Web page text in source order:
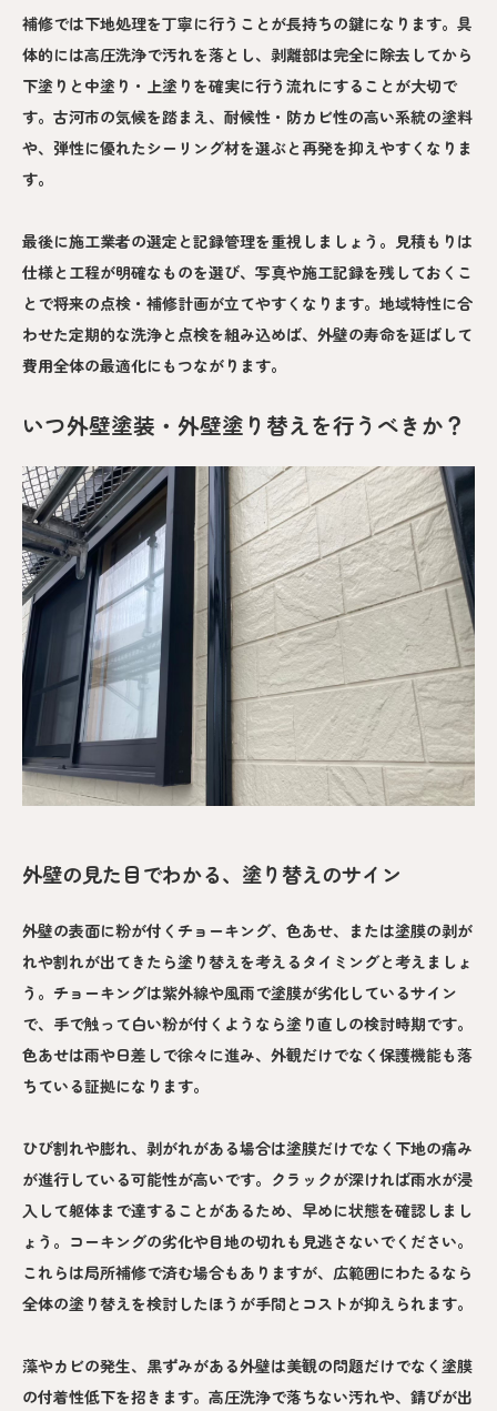
補修では下地処理を丁寧に行うことが長持ちの鍵になります。具
体的には高圧洗浄で汚れを落とし、剥離部は完全に除去してから
下塗りと中塗り・上塗りを確実に行う流れにすることが大切で
す。古河市の気候を踏まえ、耐候性・防カビ性の高い系統の塗料
や、弾性に優れたシーリング材を選ぶと再発を抑えやすくなりま
す。
最後に施工業者の選定と記録管理を重視しましょう。見積もりは
仕様と工程が明確なものを選び、写真や施工記録を残しておくこ
とで将来の点検・補修計画が立てやすくなります。地域特性に合
わせた定期的な洗浄と点検を組み込めば、外壁の寿命を延ばして
費用全体の最適化にもつながります。
いつ外壁塗装・外壁塗り替えを行うべきか？
外壁の見た目でわかる、塗り替えのサイン
外壁の表面に粉が付くチョーキング、色あせ、または塗膜の剥が
れや割れが出てきたら塗り替えを考えるタイミングと考えましょ
う。チョーキングは紫外線や風雨で塗膜が劣化しているサイン
で、手で触って白い粉が付くようなら塗り直しの検討時期です。
色あせは雨や日差しで徐々に進み、外観だけでなく保護機能も落
ちている証拠になります。
ひび割れや膨れ、剥がれがある場合は塗膜だけでなく下地の痛み
が進行している可能性が高いです。クラックが深ければ雨水が浸
入して躯体まで達することがあるため、早めに状態を確認しまし
ょう。コーキングの劣化や目地の切れも見逃さないでください。
これらは局所補修で済む場合もありますが、広範囲にわたるなら
全体の塗り替えを検討したほうが手間とコストが抑えられます。
藻やカビの発生、黒ずみがある外壁は美観の問題だけでなく塗膜
の付着性低下を招きます。高圧洗浄で落ちない汚れや、錆びが出